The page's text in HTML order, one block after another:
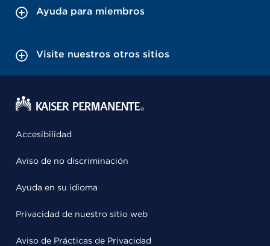
Ayuda para miembros
Visite nuestros otros sitios
Accesibilidad
Aviso de no discriminación
Ayuda en su idioma
Privacidad de nuestro sitio web
Aviso de Prácticas de Privacidad